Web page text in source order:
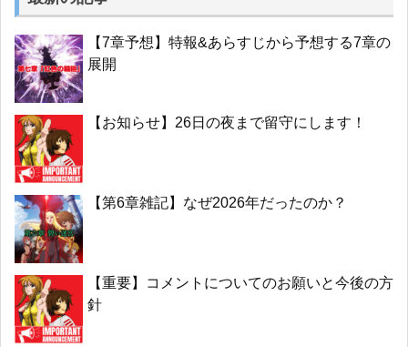
【7章予想】特報&あらすじから予想する7章の
展開
【お知らせ】26日の夜まで留守にします！
【第6章雑記】なぜ2026年だったのか？
【重要】コメントについてのお願いと今後の方
針